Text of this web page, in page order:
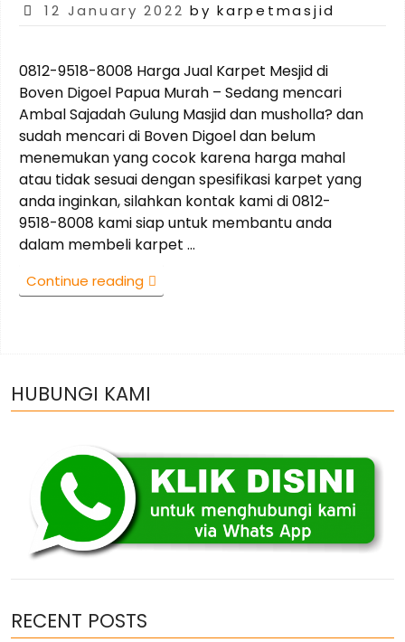
Posted
12 January 2022 by karpetmasjid
0812-9518-8008 Harga Jual Karpet Mesjid di
Boven Digoel Papua Murah – Sedang mencari
Ambal Sajadah Gulung Masjid dan musholla? dan
sudah mencari di Boven Digoel dan belum
menemukan yang cocok karena harga mahal
atau tidak sesuai dengan spesifikasi karpet yang
anda inginkan, silahkan kontak kami di 0812-
9518-8008 kami siap untuk membantu anda
dalam membeli karpet …
Continue reading “0812-
9518-
Mesjid
Digoel
Papua
Murah”
HUBUNGI KAMI
RECENT POSTS